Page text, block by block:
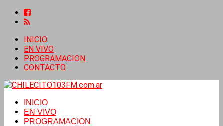
INICIO
EN VIVO
PROGRAMACION
CONTACTO
INICIO
EN VIVO
PROGRAMACION